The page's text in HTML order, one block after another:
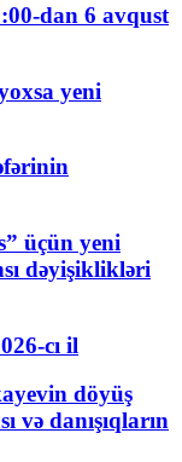
dan 6 avqust
yeni
üçün yeni
dəyişiklikləri
cı il
döyüş
və danışıqların